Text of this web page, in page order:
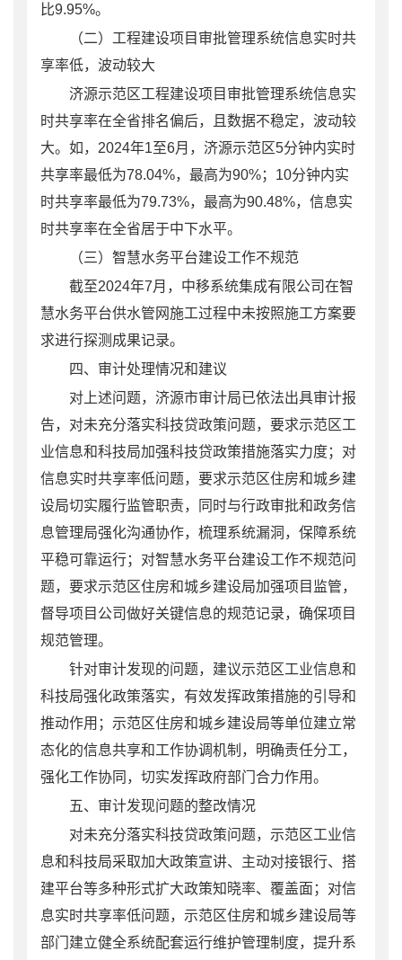
比9.95%。
（二）工程建设项目审批管理系统信息实时共
享率低，波动较大
济源示范区工程建设项目审批管理系统信息实
时共享率在全省排名偏后，且数据不稳定，波动较
大。如， 2024年1至6月，济源示范区5分钟内实时
共享率最低为78.04%，最高为90%； 10分钟内实
时共享率最低为79.73%，最高为90.48%，信息实
时共享率在全省居于中下水平。
（三）智慧水务平台建设工作不规范
截至2024年7月，中移系统集成有限公司在智
慧水务平台供水管网施工过程中未按照施工方案要
求进行探测成果记录。
四、 审计处理情况和建议
对上述问题，济源市审计局已依法出具审计报
告，对未充分落实科技贷政策问题，要求示范区工
业信息和科技局加强科技贷政策措施落实力度；对
信息实时共享率低问题，要求示范区住房和城乡建
设局切实履行监管职责，同时与行政审批和政务信
息管理局强化沟通协作，梳理系统漏洞 ，保障系统
平稳可靠运行；对智慧水务平台建设工作不规范问
题，要求示范区住房和城乡建设局加强项目监管，
督导项目公司做好关键信息的规范记录，确保项目
规范管理。
针对审计发现的问题，建议示范区工业信息和
科技局强化政策落实， 有效发挥政策措施的引导和
推动作用； 示范区住房和城乡建设局等单位建立常
态化的信息共享和工作协调机制，明确责任分工，
强化工作协同，切实发挥政府部门合力作用。
五、审计发现问题的整改情况
对未充分落实科技贷政策问题， 示范区工业信
息和科技局采取加大政策宣讲、主动对接银行、搭
建平台等多种形式扩大政策知晓率、覆盖面；对信
息实时共享率低问题，示范区住房和城乡建设局等
部门建立健全系统配套运行维护管理制度，提升系